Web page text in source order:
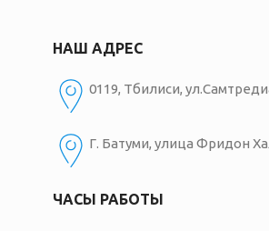
НАШ АДРЕС
0119, Тбилиси,
Г. Батуми, улица Фридон
ЧАСЫ РАБОТЫ